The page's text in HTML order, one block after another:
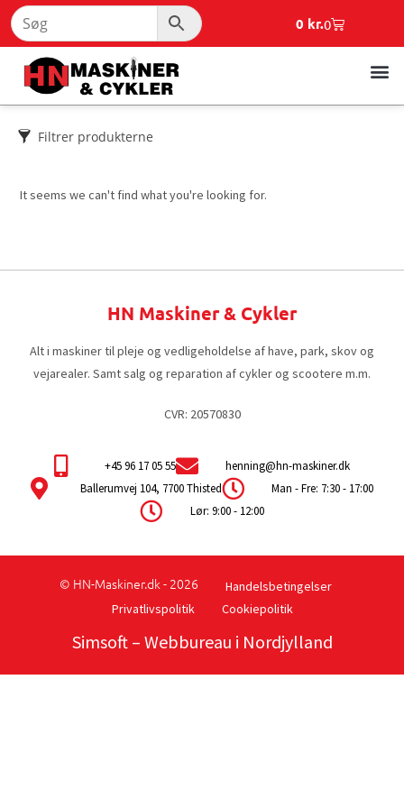
0 kr.0
Filtrer produkterne
It seems we can't find what you're looking for.
HN Maskiner & Cykler
Alt i maskiner til pleje og vedligeholdelse af have, park, skov og
vejarealer. Samt salg og reparation af cykler og scootere m.m.
CVR: 20570830
+45 96 17 05 55
henning@hn-maskiner.dk
Ballerumvej 104, 7700 Thisted
Man - Fre: 7:30 - 17:00
Lør: 9:00 - 12:00
© HN-Maskiner.dk - 2026
Handelsbetingelser
Privatlivspolitik
Cookiepolitik
Simsoft– Webbureau i Nordjylland